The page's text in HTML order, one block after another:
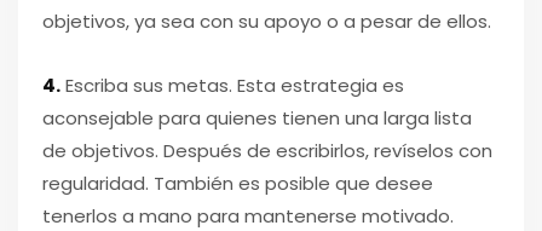
objetivos, ya sea con su apoyo o a pesar de ellos.
4.Escriba sus metas. Esta estrategia es
aconsejable para quienes tienen una larga lista
de objetivos. Después de escribirlos, revíselos con
regularidad. También es posible que desee
tenerlos a mano para mantenerse motivado.